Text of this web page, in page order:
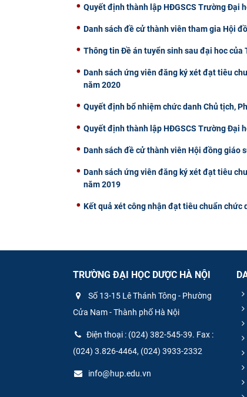
Quyết định thành lập HĐGSCS Trường Đại
Danh sách đề cử thành viên tham gia Hội
Thông tin Đề án tuyển sinh sau đại hoc của
Danh sách ứng viên đăng ký xét đạt tiêu
năm 2020
Quyết định bổ nhiệm chức danh Chủ tịch,
Quyết định thành lập HĐGSCS Trường Đại
Danh sách đề cử thành viên Hội đồng giáo
Danh sách ứng viên đăng ký xét đạt tiêu
năm 2019
Kết quả xét công nhận đạt tiêu chuẩn chức
TRƯỜNG ĐẠI HỌC DƯỢC HÀ NỘI
Số 13-15 Lê Thánh Tông - Phường
Cửa Nam - Thành phố Hà Nội
Điện thoại : (024) 382-545-39. Fax :
(024) 3.826-4464, (024) 3933-2332
info@hup.edu.vn